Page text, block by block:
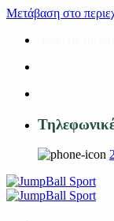
Μετάβαση στο